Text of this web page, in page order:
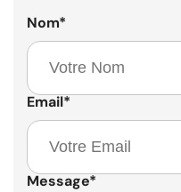
Nom*
Email*
Message*